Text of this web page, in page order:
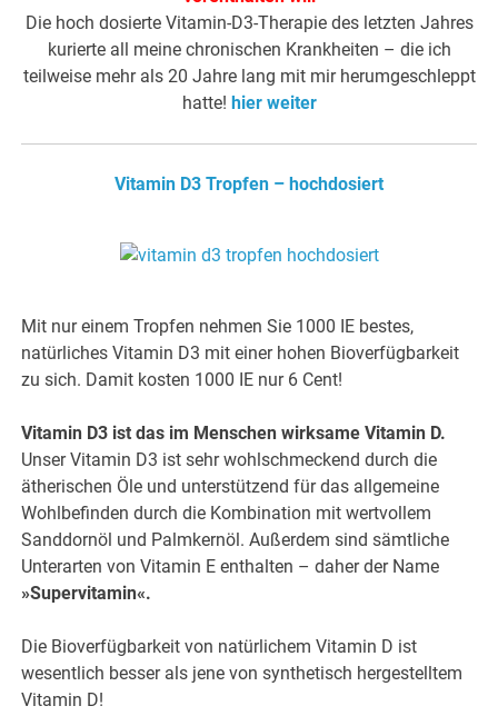
Die hoch dosierte Vitamin-D3-Therapie des letzten Jahres
kurierte all meine chronischen Krankheiten – die ich
teilweise mehr als 20 Jahre lang mit mir herumgeschleppt
hatte! hier weiter
Vitamin D3 Tropfen – hochdosiert
Mit nur einem Tropfen nehmen Sie 1000 IE bestes,
natürliches Vitamin D3 mit einer hohen Bioverfügbarkeit
zu sich. Damit kosten 1000 IE nur 6 Cent!
Vitamin D3 ist das im Menschen wirksame Vitamin D.
Unser Vitamin D3 ist sehr wohlschmeckend durch die
ätherischen Öle und unterstützend für das allgemeine
Wohlbefinden durch die Kombination mit wertvollem
Sanddornöl und Palmkernöl. Außerdem sind sämtliche
Unterarten von Vitamin E enthalten – daher der Name
»Supervitamin«.
Die Bioverfügbarkeit von natürlichem Vitamin D ist
wesentlich besser als jene von synthetisch hergestelltem
Vitamin D!